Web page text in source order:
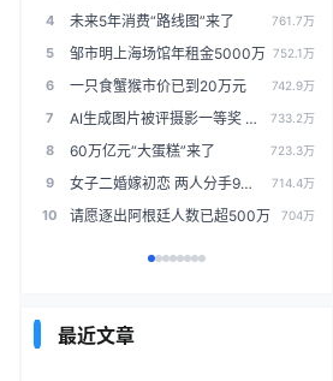
4 39℃！还不够，明天入伏接着烤！连晴4天，这天起雨水来降温了....
5 深“V”反弹，大消息引爆！大幅回撤下，这些业绩暴增股，估值将猛跌（附名单）
6 曾被誉为“小浓眉”，26岁场均能够交出21+9，31岁却在NBA销声匿迹
7 歌手赛后采访，胡彦斌坦言演唱庙堂之外原因，齐豫窦靖童互相好评
8 日本海保船驶入台海，中方严正交涉，日方态度嚣张：不接受
9 高市早苗想不通，14国发布联合声明，中方为何只单独召见日本公使
10 国民党明确拒绝一国两制！舆论炸锅：其实只剩一国一制可选
最近文章